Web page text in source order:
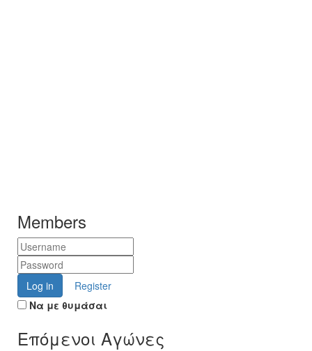
Members
Log in
Register
Να με θυμάσαι
Επόμενοι Αγώνες